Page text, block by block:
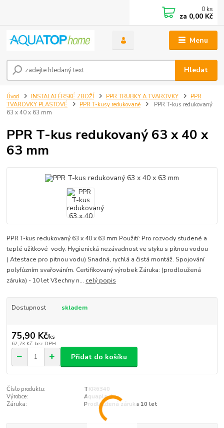
Menu
Hledat
0 ks
za 0,00 Kč
Úvod INSTALATÉRSKÉ ZBOŽÍ PPR TRUBKY A TVAROVKY
PPR
TVAROVKY PLASTOVÉ
PPR T-kusy redukované
PPR T-kus redukovaný
63 x 40 x 63 mm
PPR T-kus redukovaný 63 x 40 x
63 mm
PPR T-kus redukovaný 63 x 40 x 63 mm Použití: Pro rozvody studené a
teplé užitkové vody. Hygienická nezávadnost ve styku s pitnou vodou
( Atestace pro pitnou vodu) Snadná, rychlá a čistá montáž. Spojování
polyfúzním svařováním. Certifikovaný výrobek Záruka: (prodloužená
záruka) - 10 let Všechny n... celý popis
Dostupnost skladem
75,90 Kč/ks
62,73 Kč bez DPH
Přidat do košíku
Číslo produktu:
TKR6340
Výrobce:
Aquaplast
Záruka:
Prodloužená záruka 10 let